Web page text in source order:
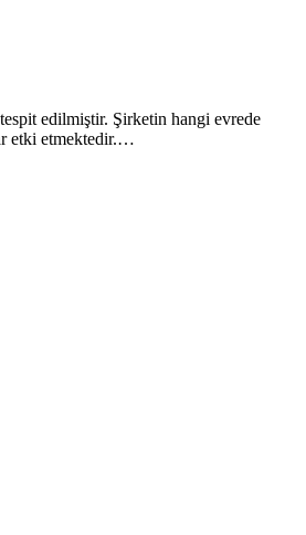
edilmiştir. Şirketin hangi evrede
etki etmektedir.…